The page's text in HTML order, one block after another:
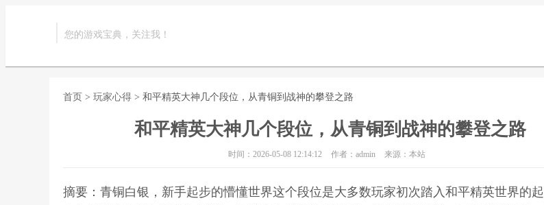
您的游戏宝典，关注我！
首页 > 玩家心得 > 和平精英大神几个段位，从青铜到战神的攀登之路
和平精英大神几个段位，从青铜到战神的攀登之路
时间：2026-05-08 12:14:12 作者：admin 来源：本站
摘要：青铜白银，新手起步的懵懂世界这个段位是大多数玩家初次踏入和平精英世界的